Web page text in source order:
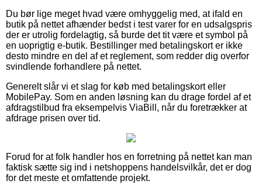
Du bør lige meget hvad være omhyggelig med, at ifald en
butik på nettet afhænder bedst i test varer for en udsalgspris
der er utrolig fordelagtig, så burde det tit være et symbol på
en uoprigtig e-butik. Bestillinger med betalingskort er ikke
desto mindre en del af et reglement, som redder dig overfor
svindlende forhandlere på nettet.
Generelt slår vi et slag for køb med betalingskort eller
MobilePay. Som en anden løsning kan du drage fordel af et
afdragstilbud fra eksempelvis ViaBill, når du foretrækker at
afdrage prisen over tid.
Forud for at folk handler hos en forretning på nettet kan man
faktisk sætte sig ind i netshoppens handelsvilkår, det er dog
for det meste et omfattende projekt.